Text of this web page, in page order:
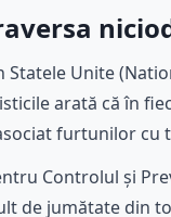
Unite
arată că în
furtunilor cu
Controlul și
de jumătate din